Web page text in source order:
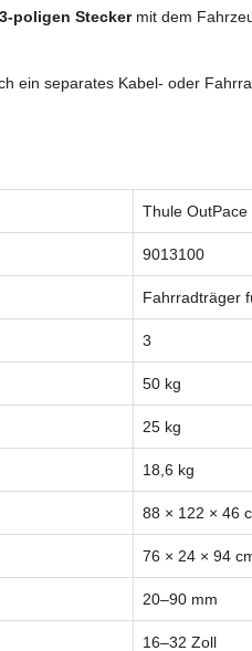
poligen Steckermit dem
ein separates Kabel- oder
Thule OutPace
9013100
Fahrradträger
3
50 kg
25 kg
18,6 kg
88 × 122 × 46
76 × 24 × 94
20–90 mm
16–32 Zoll